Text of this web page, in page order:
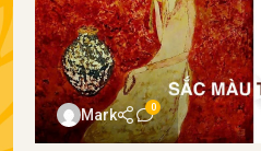
m1med 0
Đồ cổ 16 Th1 2024